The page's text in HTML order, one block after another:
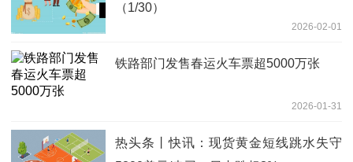
（1/30）
2026-02-01
铁路部门发售春运火车票超5000万张
2026-01-31
热头条丨快讯：现货黄金短线跳水失守